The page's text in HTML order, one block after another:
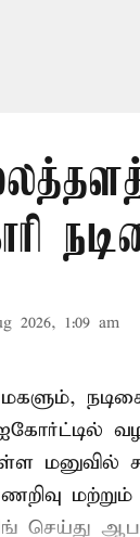
2026, 1:09 am
மனுவில்
செய்து